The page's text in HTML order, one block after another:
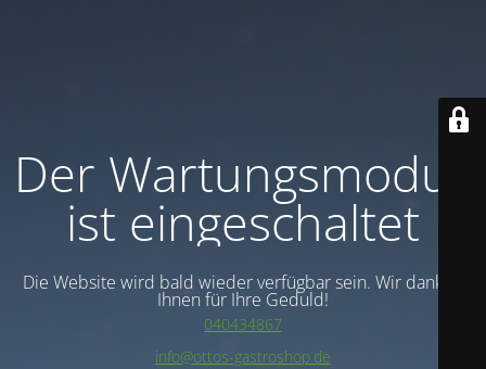
Der Wartungsmodus
ist eingeschaltet
Die Website wird bald wieder verfügbar sein. Wir danken
Ihnen für Ihre Geduld!
040434867
info@ottos-gastroshop.de